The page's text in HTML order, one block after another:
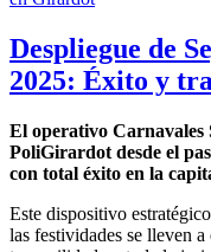
Despliegue de
2025: Éxito y
El operativo Carnavales
PoliGirardot desde el
con total éxito en la
Este dispositivo
las festividades se lleven